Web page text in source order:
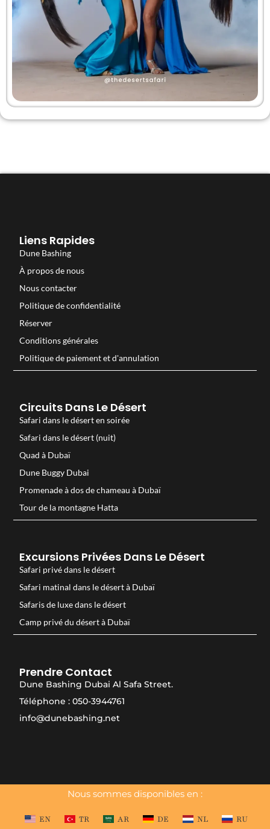
Liens Rapides
Dune Bashing
À propos de nous
Nous contacter
Politique de confidentialité
Réserver
Conditions générales
Politique de paiement et d'annulation
Circuits Dans Le Désert
Safari dans le désert en soirée
Safari dans le désert (nuit)
Quad à Dubaï
Dune Buggy Dubai
Promenade à dos de chameau à Dubaï
Tour de la montagne Hatta
Excursions Privées Dans Le Désert
Safari privé dans le désert
Safari matinal dans le désert à Dubaï
Safaris de luxe dans le désert
Camp privé du désert à Dubaï
Prendre Contact
Dune Bashing Dubai Al Safa Street.
Téléphone : 050-3944761
info@dunebashing.net
Nous sommes disponibles en :
EN TR AR DE NL RU